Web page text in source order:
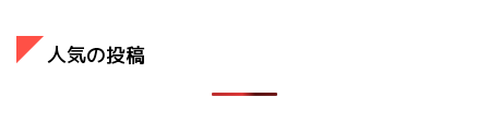
人気の投稿